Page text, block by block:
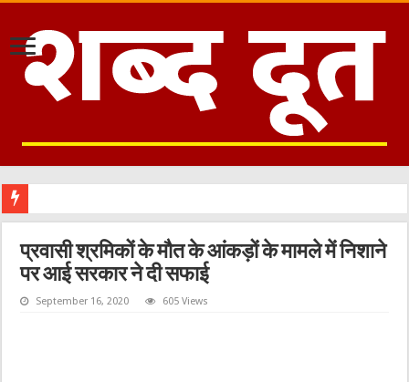
प्रवासी श्रमिकों के मौत के आंकड़ों के मामले में निशाने
पर आई सरकार ने दी सफाई
September 16, 2020 605 Views